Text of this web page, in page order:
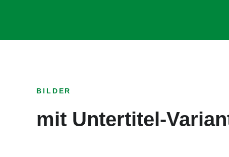
BILDER
mit Untertitel-